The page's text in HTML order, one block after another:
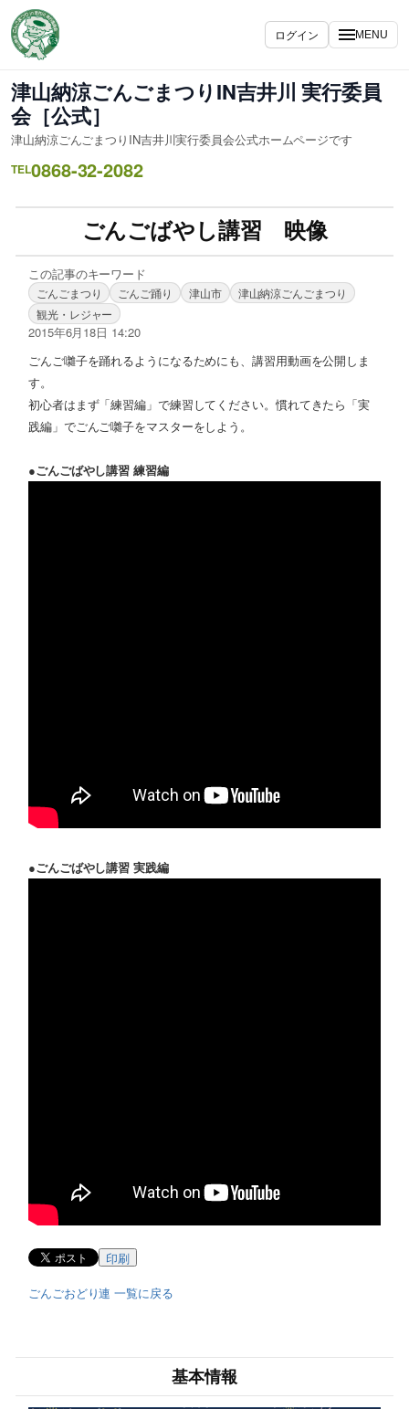
ログイン MENU
津山納涼ごんごまつりIN吉井川 実行委員
会［公式］
津山納涼ごんごまつりIN吉井川実行委員会公式ホームページです
TEL0868-32-2082
ごんごばやし講習 映像
この記事のキーワード
ごんごまつり ごんご踊り 津山市
津山納涼ごんごまつり
観光・レジャー
2015年6月18日 14:20
ごんご囃子を踊れるようになるためにも、講習用動画を公開しま
す。
初心者はまず「練習編」で練習してください。慣れてきたら「実
践編」でごんご囃子をマスターをしよう。
●ごんごばやし講習 練習編
●ごんごばやし講習 実践編
印刷
ごんごおどり連 一覧に戻る
基本情報